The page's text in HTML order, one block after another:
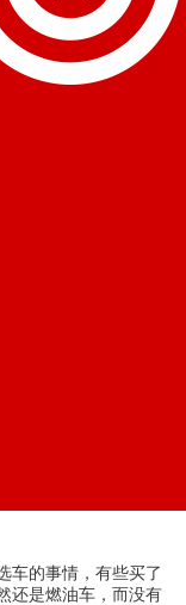
车的事情，有些买了
还是燃油车，而没有